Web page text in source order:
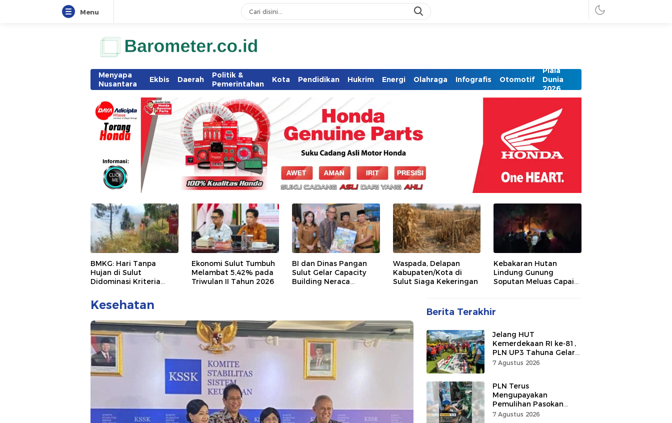
Menu
Menyapa
Nusantara
Ekbis Daerah
Politik &
Pemerintahan
Kota Pendidikan Hukrim Energi Olahraga Infografis Otomotif
Piala
Dunia
2026
BMKG: Hari Tanpa
Hujan di Sulut
Didominasi Kriteria
Ekonomi Sulut Tumbuh
Melambat 5,42% pada
Triwulan II Tahun 2026
BI dan Dinas Pangan
Sulut Gelar Capacity
Building Neraca
Waspada, Delapan
Kabupaten/Kota di
Sulut Siaga Kekeringan
Kebakaran Hutan
Lindung Gunung
Soputan Meluas Capai
Kesehatan Berita Terakhir
Jelang HUT
Kemerdekaan RI ke-81,
PLN UP3 Tahuna Gelar
Apel dan Inspeksi
7 Agustus 2026
PLN Terus
Mengupayakan
Pemulihan Pasokan
Listrik di Pulau Bunaken
7 Agustus 2026